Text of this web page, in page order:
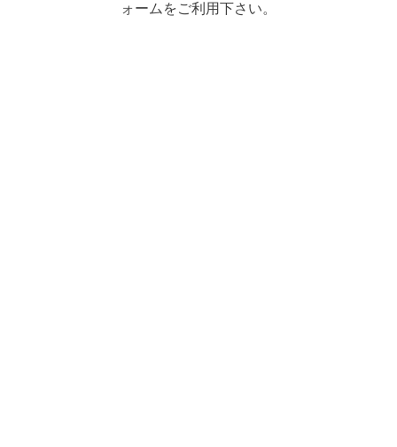
ォームをご利用下さい。